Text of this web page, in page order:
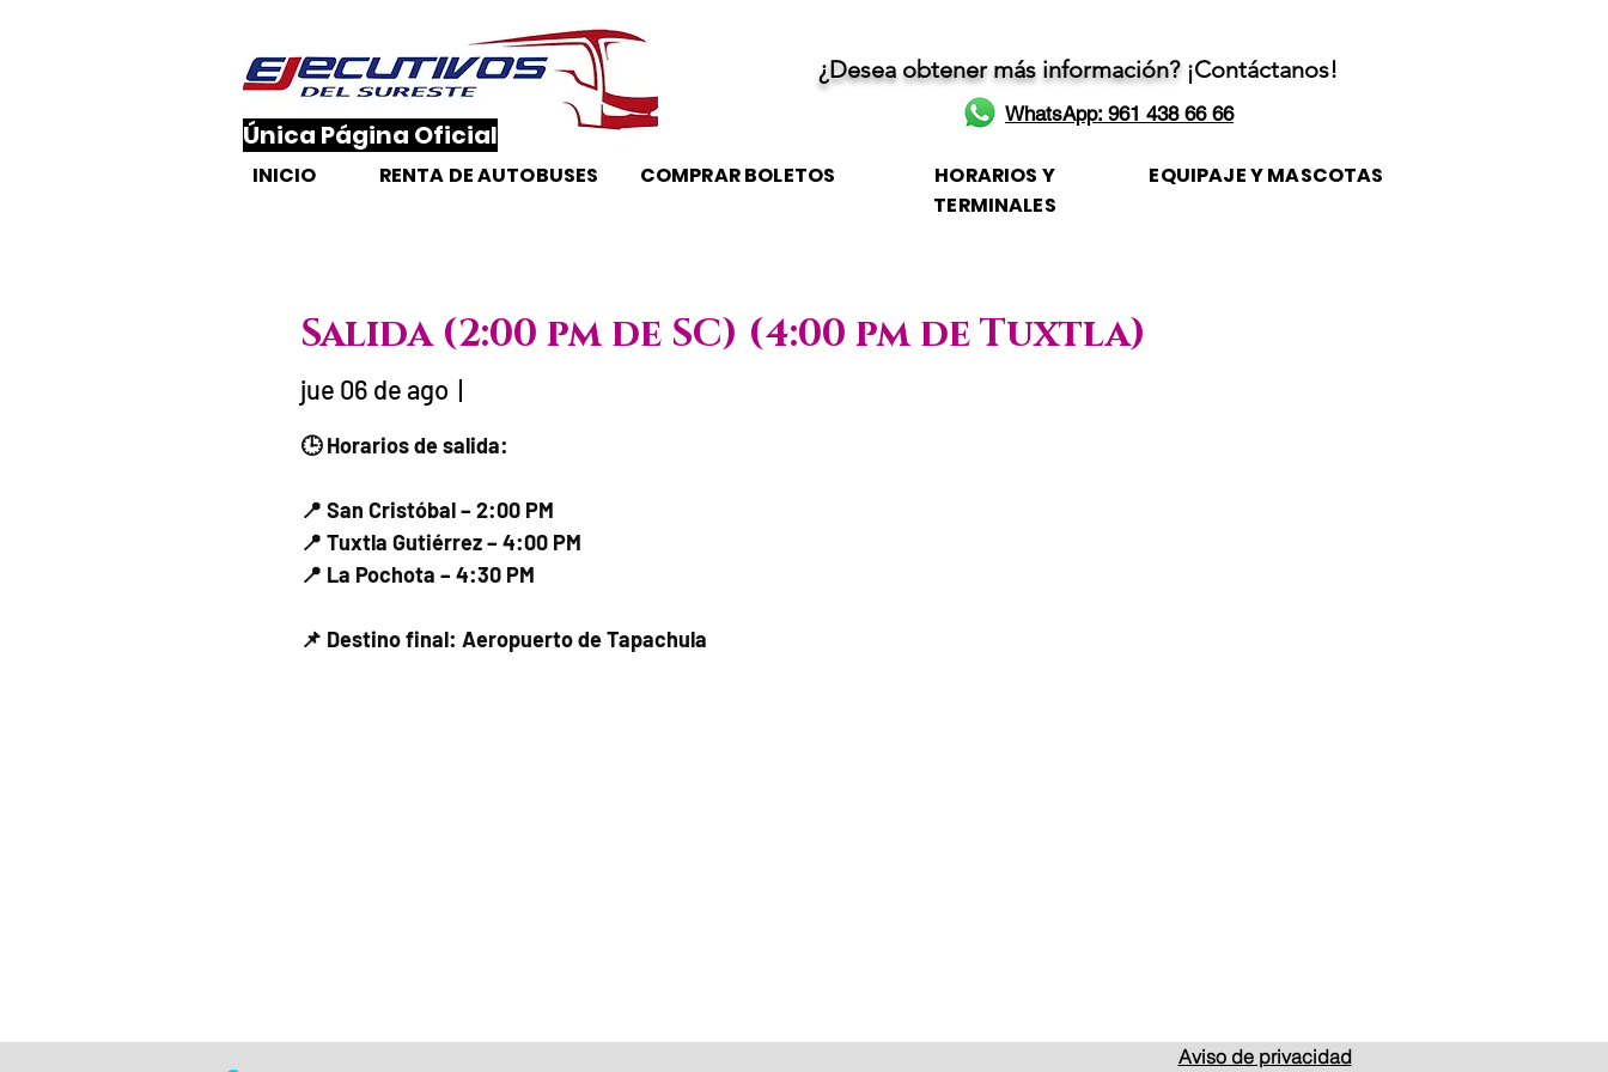
​Única Página Oficial
¿Desea obtener más información? ¡Contáctanos!
WhatsApp: 961 438 66 66
INICIO RENTA DE AUTOBUSES COMPRAR BOLETOS
HORARIOS Y
TERMINALES
EQUIPAJE Y MASCOTAS
Salida (2:00 pm de SC) (4:00 pm de Tuxtla)
jue 06 de ago
  |
🕒 Horarios de salida:
📍 San Cristóbal – 2:00 PM
📍 Tuxtla Gutiérrez – 4:00 PM
📍 La Pochota – 4:30 PM
📌 Destino final: Aeropuerto de Tapachula
Aviso de privacidad